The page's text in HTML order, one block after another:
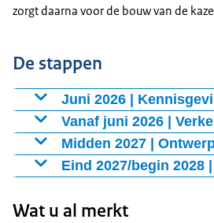
zorgt daarna voor de bouw van de
De stappen
Juni 2026 |
Defensie publiceert de
Projectbesluit, participatie en
en de Notitie Reikwijdte en
kon iedereen van 10 juni tot
reageren door een zienswijze
Vanaf juni 2026 |
Defensie onderzoekt welke
hebben op bijvoorbeeld de
oplossingen en maatregelen
Midden 2027 |
Defensie publiceert het
gemaakt op basis van de
Eind 2027/begin 2028
kan de bouw starten.
Wat u al merkt